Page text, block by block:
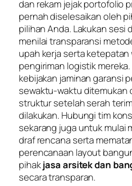
dan rekam jejak portofolio
pernah diselesaikan oleh
pilihan Anda. Lakukan sesi
menilai transparansi
upah kerja serta ketepatan
pengiriman logistik
kebijakan jaminan garansi
sewaktu-waktu ditemukan
struktur setelah serah
dilakukan. Hubungi tim
sekarang juga untuk mulai
draf rencana serta
perencanaan layout
pihakjasa arsitek dan
secara transparan.